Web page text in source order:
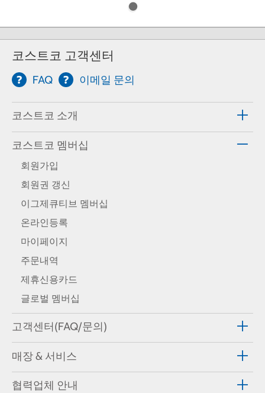
코스트코 고객센터
FAQ 이메일 문의
코스트코 소개
코스트코 멤버십
회원가입
회원권 갱신
이그제큐티브 멤버십
온라인등록
마이페이지
주문내역
제휴신용카드
글로벌 멤버십
고객센터(FAQ/문의)
매장 & 서비스
협력업체 안내